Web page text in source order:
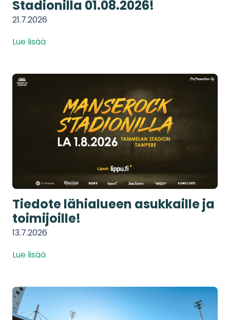
Stadionilla 01.08.2026!
21.7.2026
Lue lisää
Tiedote lähialueen asukkaille ja
toimijoille!
13.7.2026
Lue lisää